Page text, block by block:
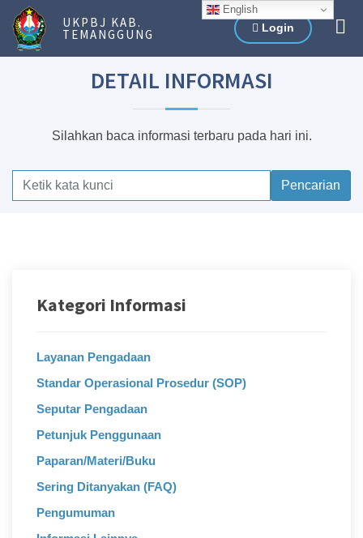
English
UKPBJ KAB.
TEMANGGUNG Login
DETAIL INFORMASI
Silahkan baca informasi terbaru pada hari ini.
Pencarian
Kategori Informasi
Layanan Pengadaan
Standar Operasional Prosedur (SOP)
Seputar Pengadaan
Petunjuk Penggunaan
Paparan/Materi/Buku
Sering Ditanyakan (FAQ)
Pengumuman